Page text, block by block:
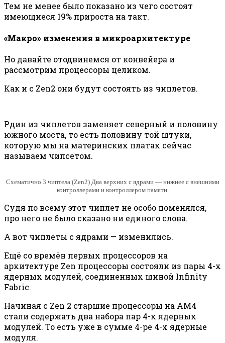
Тем не менее было показано из чего состоят
имеющиеся 19% прироста на такт.
«Макро» изменения в микроархитектуре
Но давайте отодвинемся от конвейера и
рассмотрим процессоры целиком.
Как и с Zen2 они будут состоять из чиплетов.
Рдин из чиплетов заменяет северный и половину
южного моста, то есть половину той штуки,
которую мы на материнских платах сейчас
называем чипсетом.
Схематично 3 чиптела (Zen2) Два верхних с ядрами — нижнее с внешними
контроллерами и контроллером памяти.
Судя по всему этот чиплет не особо поменялся,
про него не было сказано ни единого слова.
А вот чиплеты с ядрами — изменились.
Ещё со времён первых процессоров на
архитектуре Zen процессоры состояли из пары 4-х
ядерных модулей, соединенных шиной Infinity
Fabric.
Начиная с Zen 2 старшие процессоры на AM4
стали содержать два набора пар 4-х ядерных
модулей. То есть уже в сумме 4-ре 4-х ядерные
модуля.